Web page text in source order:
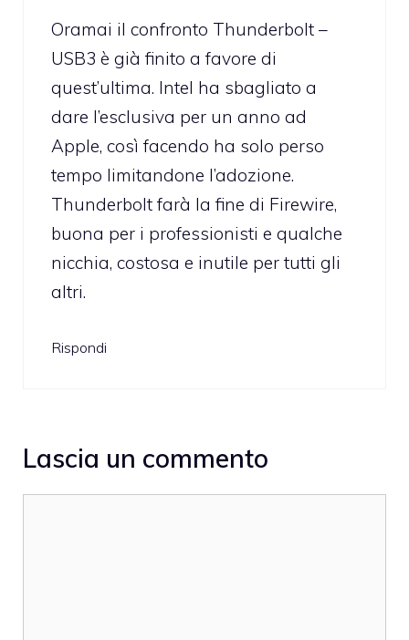
Oramai il confronto Thunderbolt –
USB3 è già finito a favore di
quest’ultima. Intel ha sbagliato a
dare l’esclusiva per un anno ad
Apple, così facendo ha solo perso
tempo limitandone l’adozione.
Thunderbolt farà la fine di Firewire,
buona per i professionisti e qualche
nicchia, costosa e inutile per tutti gli
altri.
Rispondi
Lascia un commento